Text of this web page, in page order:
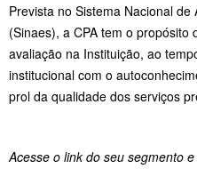
Prevista no Sistema Nacional
(Sinaes), a CPA tem o
avaliação na Instituição, ao
institucional com o
prol da qualidade dos serviços
Acesse o link do seu segmento